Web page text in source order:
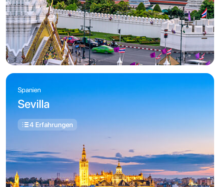
Spanien
Sevilla
4 Erfahrungen